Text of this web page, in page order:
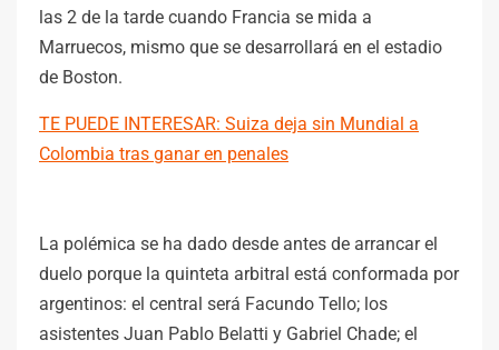
las 2 de la tarde cuando Francia se mida a
Marruecos, mismo que se desarrollará en el estadio
de Boston.
TE PUEDE INTERESAR: Suiza deja sin Mundial a
Colombia tras ganar en penales
La polémica se ha dado desde antes de arrancar el
duelo porque la quinteta arbitral está conformada por
argentinos: el central será Facundo Tello; los
asistentes Juan Pablo Belatti y Gabriel Chade; el